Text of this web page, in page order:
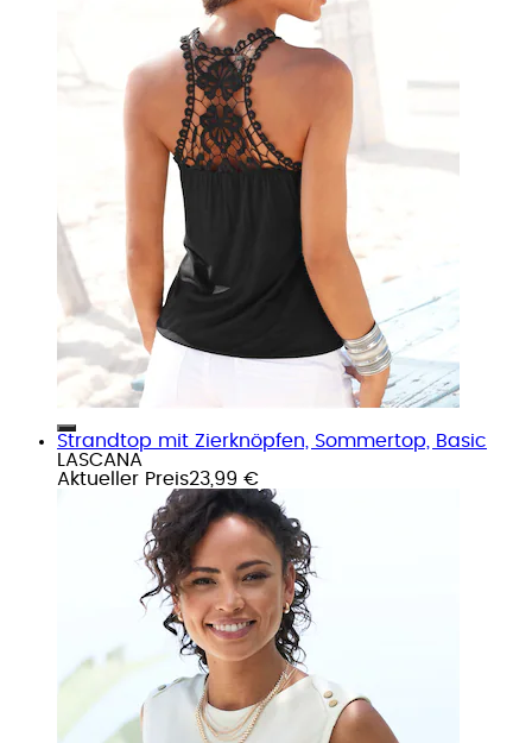
Strandtop mit Zierknöpfen, Sommertop, Basic
LASCANA
Aktueller Preis23,99 €